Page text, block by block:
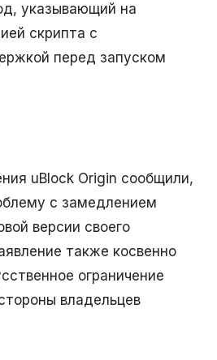
указывающий на
скрипта с
перед запуском
uBlock Origin сообщили,
с замедлением
версии своего
также косвенно
ограничение
владельцев